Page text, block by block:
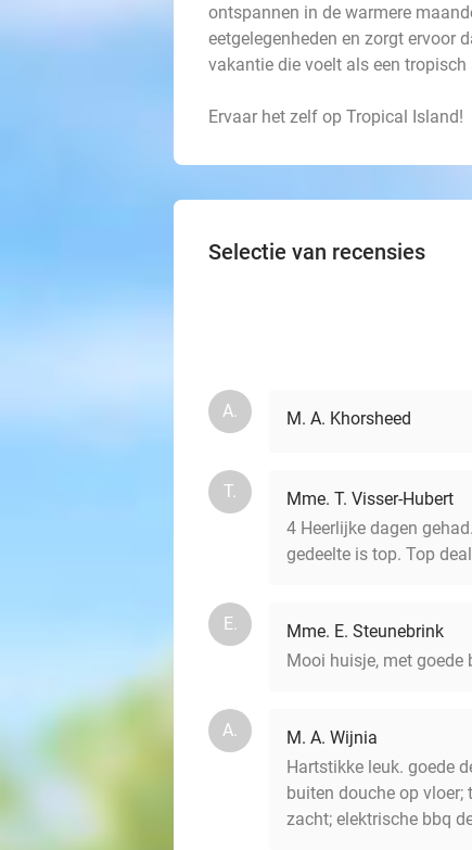
ontspannen in de warmere
eetgelegenheden en zorgt ervoor
vakantie die voelt als een tropisch
Ervaar het zelf op Tropical Island!
Selectie van recensies
A. M. A. Khorsheed
T.
Mme. T. Visser-Hubert
4 Heerlijke dagen
gedeelte is top. Top
E.
Mme. E. Steunebrink
Mooi huisje, met goede
A.
M. A. Wijnia
Hartstikke leuk. goede
buiten douche op
zacht; elektrische bbq